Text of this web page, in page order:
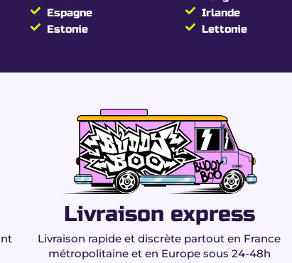
vif.
15 % (Énergie douce & détente)
0.00 % garanti
Sativa dominante (90 % Sativa / 10 % Indica)
Indoor premium – France
Citron, pin, agrumes
Espagne
Estonie
Irlande
Lettonie
Livraison express
Livraison rapide et discrète partout en France
métropolitaine et en Europe sous 24-48h